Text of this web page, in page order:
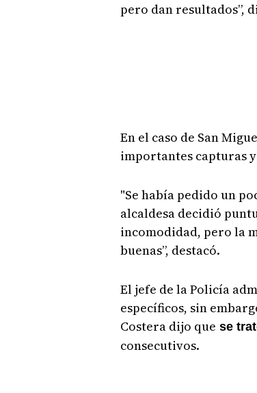
pero dan resultados”,
En el caso de San
importantes capturas
"Se había pedido un
alcaldesa decidió
incomodidad, pero la
buenas”, destacó.
El jefe de la Policía
específicos, sin
Costera dijo que se
consecutivos.